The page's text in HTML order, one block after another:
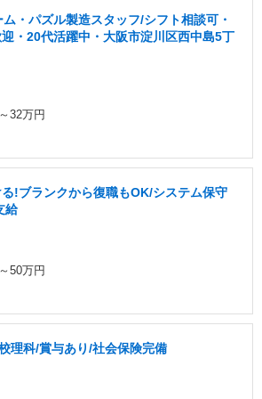
ム・パズル製造スタッフ/シフト相談可・
・20代活躍中・大阪市淀川区西中島5丁
32万円
!ブランクから復職もOK/システム保守
給
50万円
理科/賞与あり/社会保険完備